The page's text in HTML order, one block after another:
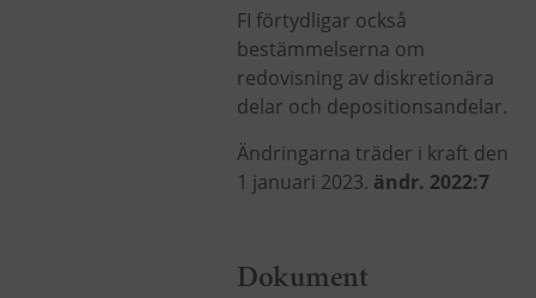
FI förtydligar också
bestämmelserna om
redovisning av diskretionära
delar och depositionsandelar.
Ändringarna träder i kraft den
1 januari 2023. ändr. 2022:7
Dokument